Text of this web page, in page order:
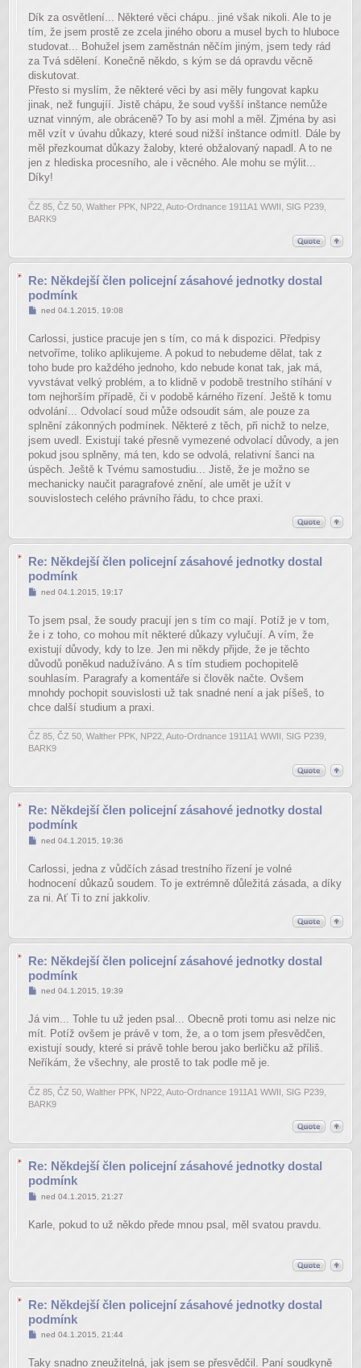
Dík za osvětlení... Některé věci chápu.. jiné však nikoli. Ale to je
tím, že jsem prostě ze zcela jiného oboru a musel bych to hluboce
studovat... Bohužel jsem zaměstnán něčím jiným, jsem tedy rád
za Tvá sdělení. Konečně někdo, s kým se dá opravdu věcně
diskutovat.
Přesto si myslím, že některé věci by asi měly fungovat kapku
jinak, než fungujíí. Jistě chápu, že soud vyšší inštance nemůže
uznat vinným, ale obráceně? To by asi mohl a měl. Zjména by asi
měl vzít v úvahu důkazy, které soud nižší inštance odmítl. Dále by
měl přezkoumat důkazy žaloby, které obžalovaný napadl. A to ne
jen z hlediska procesního, ale i věcného. Ale mohu se mýlit...
Díky!
ČZ 85, ČZ 50, Walther PPK, NP22, Auto-Ordnance 1911A1 WWII, SIG P239,
BARK9
Re: Někdejší člen policejní zásahové jednotky dostal
podmínk
Příspěvek
ned 04.1.2015, 19:08
Carlossi, justice pracuje jen s tím, co má k dispozici. Předpisy
netvoříme, toliko aplikujeme. A pokud to nebudeme dělat, tak z
toho bude pro každého jednoho, kdo nebude konat tak, jak má,
vyvstávat velký problém, a to klidně v podobě trestního stíhání v
tom nejhorším případě, či v podobě kárného řízení. Ještě k tomu
odvolání... Odvolací soud může odsoudit sám, ale pouze za
splnění zákonných podmínek. Některé z těch, při nichž to nelze,
jsem uvedl. Existují také přesně vymezené odvolací důvody, a jen
pokud jsou splněny, má ten, kdo se odvolá, relativní šanci na
úspěch. Ještě k Tvému samostudiu... Jistě, že je možno se
mechanicky naučit paragrafové znění, ale umět je užít v
souvislostech celého právního řádu, to chce praxi.
Re: Někdejší člen policejní zásahové jednotky dostal
podmínk
Příspěvek
ned 04.1.2015, 19:17
To jsem psal, že soudy pracují jen s tím co mají. Potíž je v tom,
že i z toho, co mohou mít některé důkazy vylučují. A vím, že
existují důvody, kdy to lze. Jen mi někdy přijde, že je těchto
důvodů poněkud nadužíváno. A s tím studiem pochopitelě
souhlasím. Paragrafy a komentáře si člověk načte. Ovšem
mnohdy pochopit souvislosti už tak snadné není a jak píšeš, to
chce další studium a praxi.
ČZ 85, ČZ 50, Walther PPK, NP22, Auto-Ordnance 1911A1 WWII, SIG P239,
BARK9
Re: Někdejší člen policejní zásahové jednotky dostal
podmínk
Příspěvek
ned 04.1.2015, 19:36
Carlossi, jedna z vůdčích zásad trestního řízení je volné
hodnocení důkazů soudem. To je extrémně důležitá zásada, a díky
za ni. Ať Ti to zní jakkoliv.
Re: Někdejší člen policejní zásahové jednotky dostal
podmínk
Příspěvek
ned 04.1.2015, 19:39
Já vim... Tohle tu už jeden psal... Obecně proti tomu asi nelze nic
mít. Potíž ovšem je právě v tom, že, a o tom jsem přesvědčen,
existují soudy, které si právě tohle berou jako berličku až příliš.
Neříkám, že všechny, ale prostě to tak podle mě je.
ČZ 85, ČZ 50, Walther PPK, NP22, Auto-Ordnance 1911A1 WWII, SIG P239,
BARK9
Re: Někdejší člen policejní zásahové jednotky dostal
podmínk
Příspěvek
ned 04.1.2015, 21:27
Karle, pokud to už někdo přede mnou psal, měl svatou pravdu.
Re: Někdejší člen policejní zásahové jednotky dostal
podmínk
Příspěvek
ned 04.1.2015, 21:44
Taky snadno zneužitelná, jak jsem se přesvědčil. Paní soudkyně